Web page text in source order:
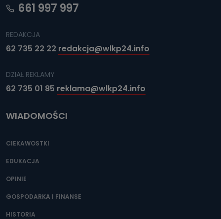
661 997 997
REDAKCJA
62 735 22 22 redakcja@wlkp24.info
DZIAŁ REKLAMY
62 735 01 85 reklama@wlkp24.info
WIADOMOŚCI
CIEKAWOSTKI
EDUKACJA
OPINIE
GOSPODARKA I FINANSE
HISTORIA